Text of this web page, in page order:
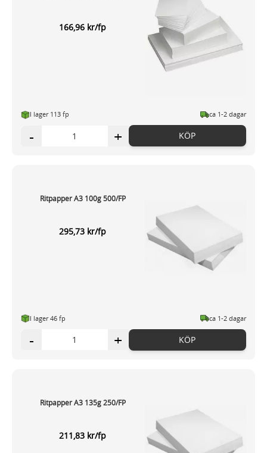
166,96 kr/fp
I lager 113 fp ca 1-2 dagar
- + KÖP
Ritpapper A3 100g 500/FP
295,73 kr/fp
I lager 46 fp ca 1-2 dagar
- + KÖP
Ritpapper A3 135g 250/FP
211,83 kr/fp